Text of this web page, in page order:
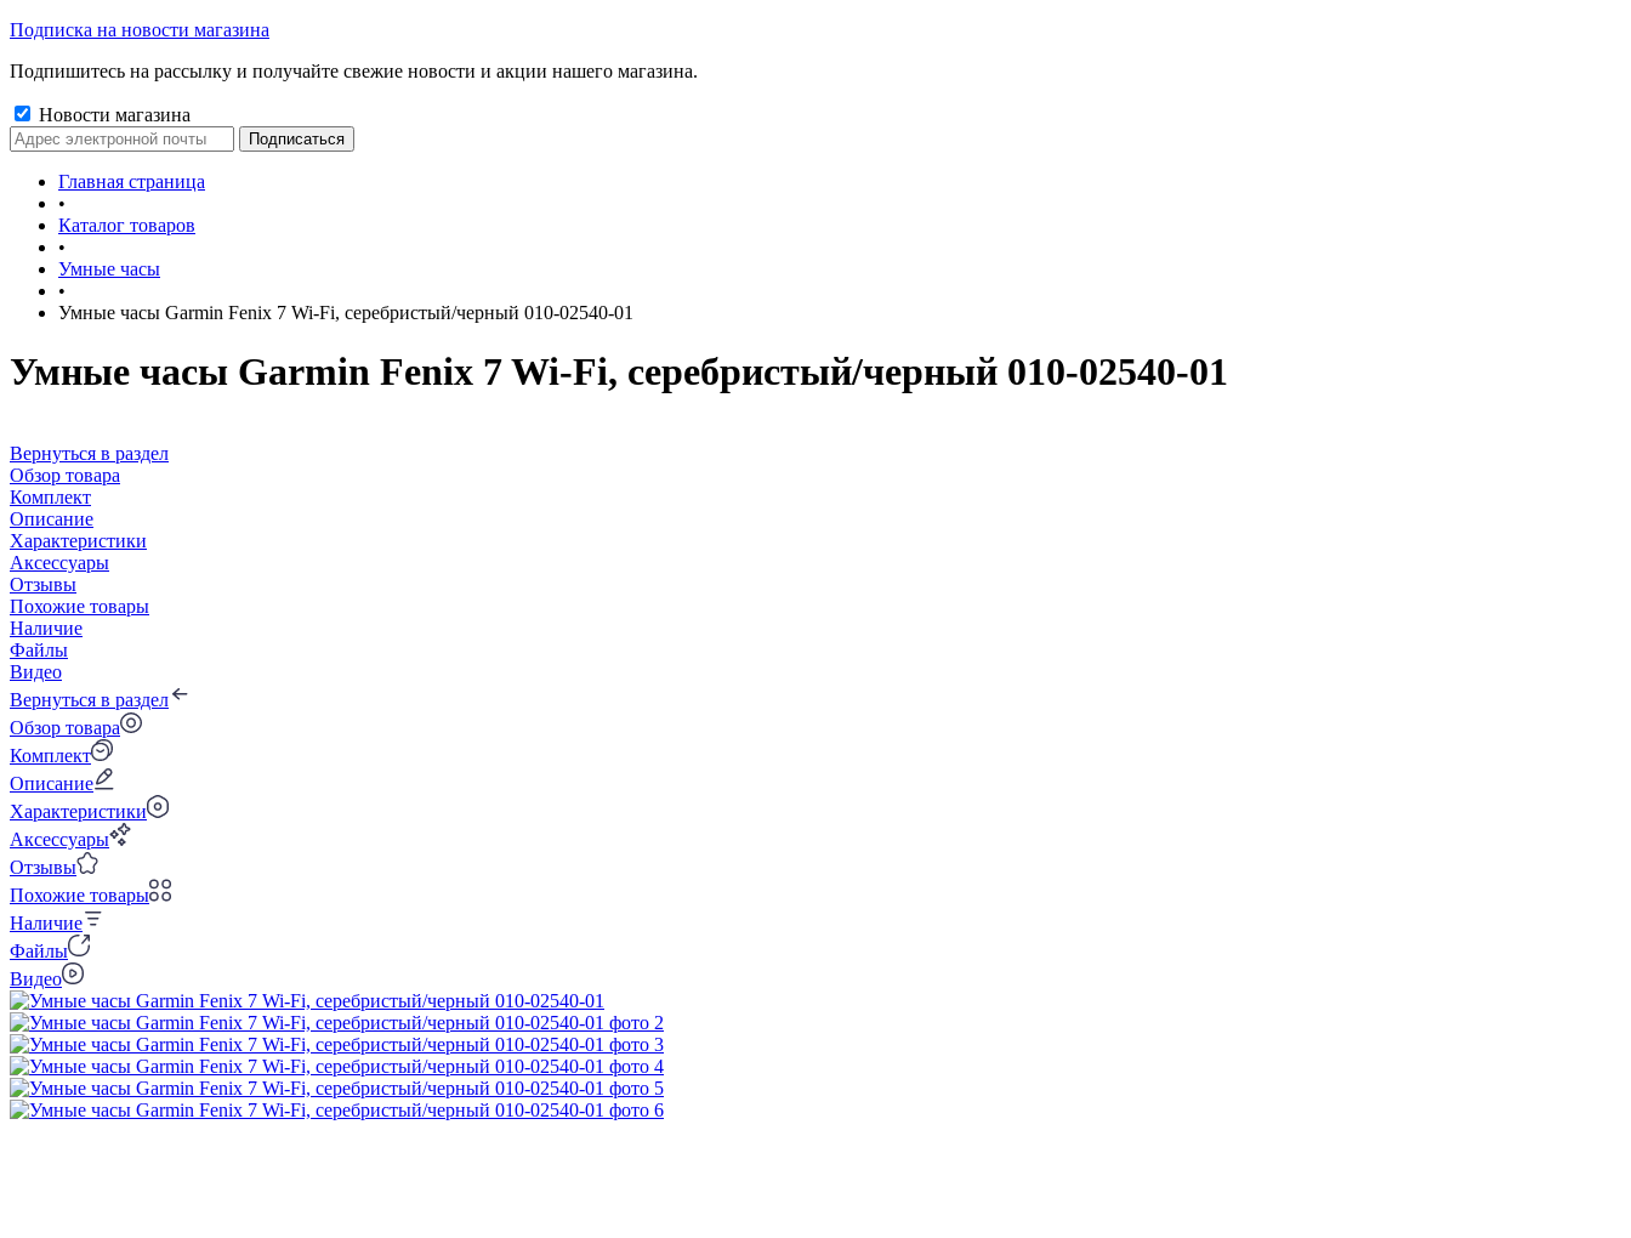
Подписка на новости магазина
Подпишитесь на рассылку и получайте свежие новости и акции нашего магазина.
Новости магазина
Главная страница
•
Каталог товаров
•
Умные часы
•
Умные часы Garmin Fenix 7 Wi-Fi, серебристый/черный 010-02540-01
Умные часы Garmin Fenix 7 Wi-Fi, серебристый/черный 010-02540-01
Вернуться в раздел
Обзор товара
Комплект
Описание
Характеристики
Аксессуары
Отзывы
Похожие товары
Наличие
Файлы
Видео
Вернуться в раздел
Обзор товара
Комплект
Описание
Характеристики
Аксессуары
Отзывы
Похожие товары
Наличие
Файлы
Видео